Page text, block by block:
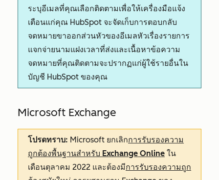
ระบุอีเมลที่คุณเลือกติดตามเพื่อให้เครื่องมือแจ้ง
เตือนแก่คุณ HubSpot จะจัดเก็บการตอบกลับ
จดหมายขาออกส่วนหัวของอีเมลหัวเรื่องรายการ
แจกจ่ายนามแฝงเวลาที่ส่งและเนื้อหาข้อความ
จดหมายที่คุณติดตามจะปรากฏแก่ผู้ใช้รายอื่นใน
บัญชี HubSpot ของคุณ
Microsoft Exchange
โปรดทราบ: Microsoft ยกเลิกการรับรองความ
ถูกต้องพื้นฐานสำหรับ Exchange Online ใน
เดือนตุลาคม 2022 และต้องมีการรับรองความถูก